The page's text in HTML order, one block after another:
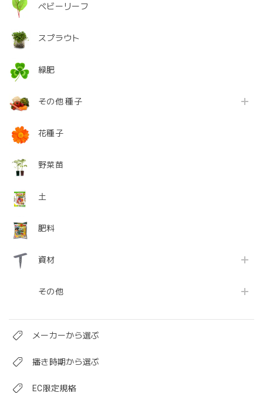
ベビーリーフ
スプラウト
緑肥
その他 種子
花種子
野菜苗
土
肥料
資材
その他
メーカーから選ぶ
播き時期から選ぶ
EC限定規格